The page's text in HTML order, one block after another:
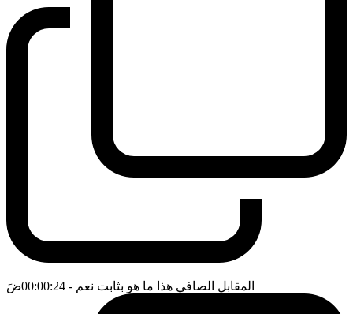
المقابل الصافي هذا ما هو بثابت نعم - 00:00:24 ضَ